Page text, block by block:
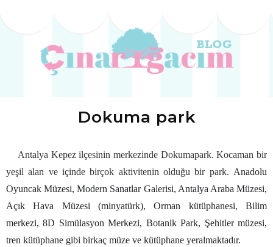
Dokuma park
Antalya Kepez ilçesinin merkezinde Dokumapark. Kocaman bir
yeşil alan ve içinde birçok aktivitenin olduğu bir park. Anadolu
Oyuncak Müzesi, Modern Sanatlar Galerisi, Antalya Araba Müzesi,
Açık Hava Müzesi (minyatürk), Orman kütüphanesi, Bilim
merkezi, 8D Simülasyon Merkezi, Botanik Park, Şehitler müzesi,
tren kütüphane gibi birkaç müze ve kütüphane yeralmaktadır.